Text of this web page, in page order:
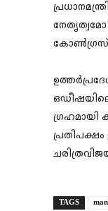
നേതൃത്വമോ
കോണ്‍ഗ്രസ്
ഗ്രഹമായി
TAGS